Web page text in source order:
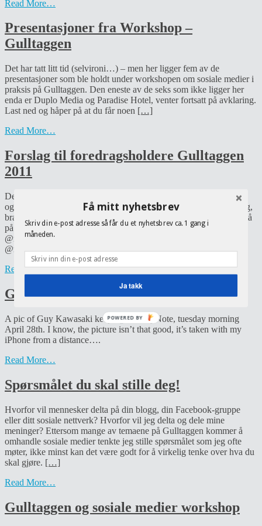
Read More…
Presentasjoner fra Workshop –
Gulltaggen
Det har tatt litt tid (selvironi…) – men her ligger fem av de
presentasjoner som ble holdt under workshopen om sosiale medier i
praksis på Gulltaggen. Den eneste av de seks som ikke ligger her
enda er Duplo Media og Paradise Hotel, venter fortsatt på avklaring.
Last ned og håper på at du får noen […]
Read More…
Forslag til foredragsholdere Gulltaggen
2011
Debatten har jo vært høy, fler flinke kvinner som holder keynotes,
og jeg kan ikke være mer enig. La inn noen navn på Sermos blogg,
bra initiativ fra Ingeborg Vollan. Her er noen som jeg mener bør stå
på telenfonliten til INMA neste år: Martha Lane Fox
@marthalanefox Louise White @louisecwhite Anna Rafferty
@raffers Joanne
Read More…
Guy Kawasaki at Gulltaggen in Oslo
A pic of Guy Kawasaki keeping his KeyNote, tuesday morning
April 28th. I know, the picture isn’t that good, it’s taken with my
iPhone from a distance….
Read More…
Spørsmålet du skal stille deg!
Hvorfor vil mennesker delta på din blogg, din Facebook-gruppe
eller ditt sosiale nettverk? Hvorfor vil jeg delta og dele mine
meninger? Ettersom mange av temaene på Gulltaggen kommer å
omhandle sosiale medier tenkte jeg stille spørsmålet som jeg ofte
møter, ikke minst kan det være godt for å virkelig tenke over hva du
skal gjøre. […]
Read More…
Gulltaggen og sosiale medier workshop
Få mitt nyhetsbrev
Skriv din e-post adresse så får du et nyhetsbrev ca. 1 gang i
måneden.
Ja takk
POWERED BY